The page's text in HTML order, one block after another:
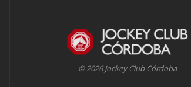
© 2026 Jockey Club Córdoba